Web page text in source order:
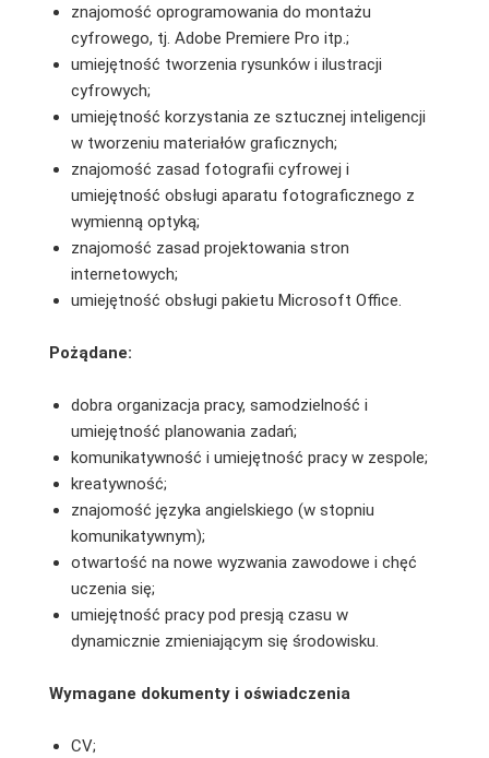
znajomość oprogramowania do montażu
cyfrowego, tj. Adobe Premiere Pro itp.;
umiejętność tworzenia rysunków i ilustracji
cyfrowych;
umiejętność korzystania ze sztucznej inteligencji
w tworzeniu materiałów graficznych;
znajomość zasad fotografii cyfrowej i
umiejętność obsługi aparatu fotograficznego z
wymienną optyką;
znajomość zasad projektowania stron
internetowych;
umiejętność obsługi pakietu Microsoft Office.
Pożądane:
dobra organizacja pracy, samodzielność i
umiejętność planowania zadań;
komunikatywność i umiejętność pracy w zespole;
kreatywność;
znajomość języka angielskiego (w stopniu
komunikatywnym);
otwartość na nowe wyzwania zawodowe i chęć
uczenia się;
umiejętność pracy pod presją czasu w
dynamicznie zmieniającym się środowisku.
Wymagane dokumenty i oświadczenia
CV;